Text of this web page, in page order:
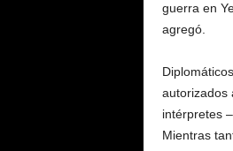
guerra en
agregó.
autorizados
intérpretes
Mientras